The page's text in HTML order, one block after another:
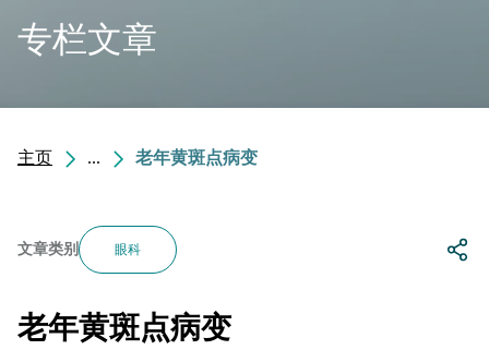
专栏文章
主页 ... 老年黄斑点病变
文章类别 眼科
老年黄斑点病变